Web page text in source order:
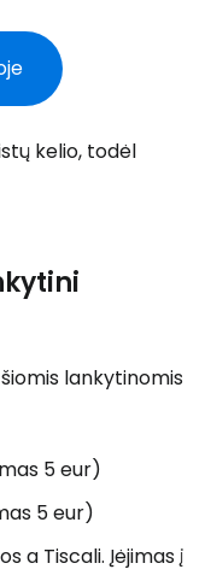
kelio, todėl
lankytinomis
5 eur)
5 eur)
a Tiscali. Įėjimas į